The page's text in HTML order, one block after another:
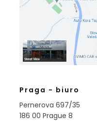
Praga - biuro
Pernerova 697/35
186 00 Prague 8